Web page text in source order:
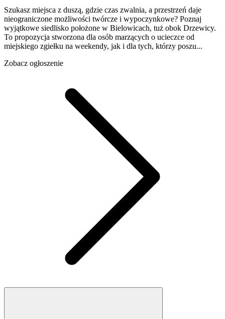
Szukasz miejsca z duszą, gdzie czas zwalnia, a przestrzeń daje
nieograniczone możliwości twórcze i wypoczynkowe? Poznaj
wyjątkowe siedlisko położone w Bielowicach, tuż obok Drzewicy.
To propozycja stworzona dla osób marzących o ucieczce od
miejskiego zgiełku na weekendy, jak i dla tych, którzy poszu...
Zobacz ogłoszenie